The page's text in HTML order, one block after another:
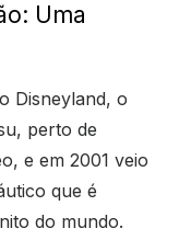
Uma
Disneyland, o
perto de
e em 2001 veio
que é
do mundo.